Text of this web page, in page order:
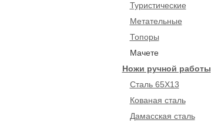
Туристические
Метательные
Топоры
Мачете
Ножи ручной работы
Сталь 65Х13
Кованая сталь
Дамасская сталь